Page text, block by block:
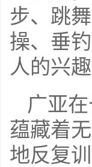
步、跳
操、垂
人的兴
广亚
蕴藏着
地反复